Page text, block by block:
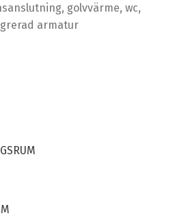
golvvärme, wc,
armatur